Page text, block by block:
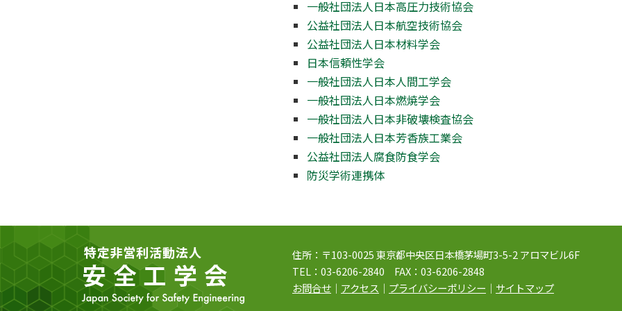
一般社団法人日本高圧力技術協会
公益社団法人日本航空技術協会
公益社団法人日本材料学会
日本信頼性学会
一般社団法人日本人間工学会
一般社団法人日本燃焼学会
一般社団法人日本非破壊検査協会
一般社団法人日本芳香族工業会
公益社団法人腐食防食学会
防災学術連携体
住所：〒103-0025 東京都中央区日本橋茅場町3-5-2 アロマビル6F
TEL：03-6206-2840 FAX：03-6206-2848
お問合せ ｜ アクセス ｜ プライバシーポリシー ｜ サイトマップ